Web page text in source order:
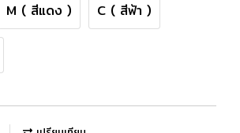
M ( สีแดง ) C ( สีฟ้า )